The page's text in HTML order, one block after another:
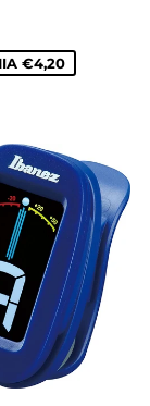
€4,20